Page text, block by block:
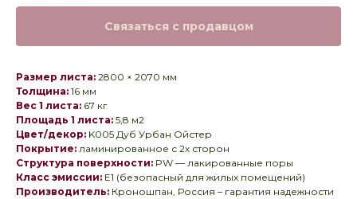
Связаться с продавцом
Размер листа: 2800 × 2070 мм
Толщина: 16 мм
Вес 1 листа: 67 кг
Площадь 1 листа: 5,8 м2
Цвет/декор: K005 Дуб Урбан Ойстер
Покрытие: ламинированное с 2х сторон
Структура поверхности: PW — лакированные поры
Класс эмиссии: E1 (безопасный для жилых помещений)
Производитель: Кроношпан, Россия – гарантия надежности